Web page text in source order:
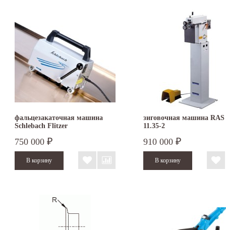
фальцезакаточная машина
Schlebach Flitzer
750 000 ₽
зиговочная машина RAS
11.35-2
910 000 ₽